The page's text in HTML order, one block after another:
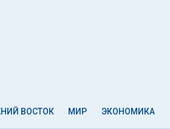
ВОСТОК МИР ЭКОНОМИКА